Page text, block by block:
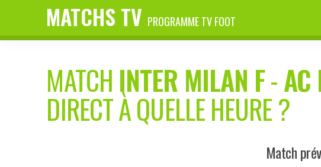
MATCHS TV PROGRAMME TV FOOT
MATCH INTER MILAN F-AC
DIRECT À QUELLE HEURE ?
Match